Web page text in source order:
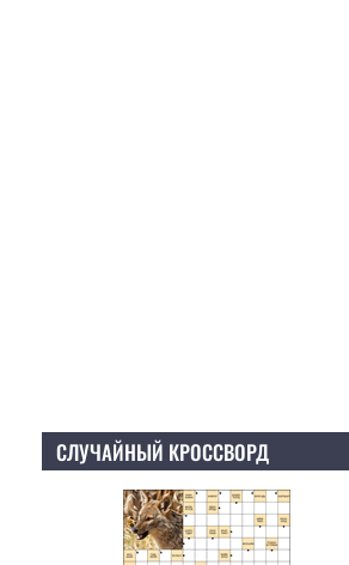
СЛУЧАЙНЫЙ КРОССВОРД